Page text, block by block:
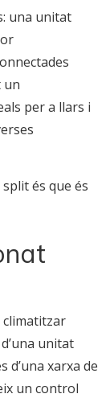
una unitat
un
per a llars i
és que és
climatitzar
unitat
d’una xarxa de
un control